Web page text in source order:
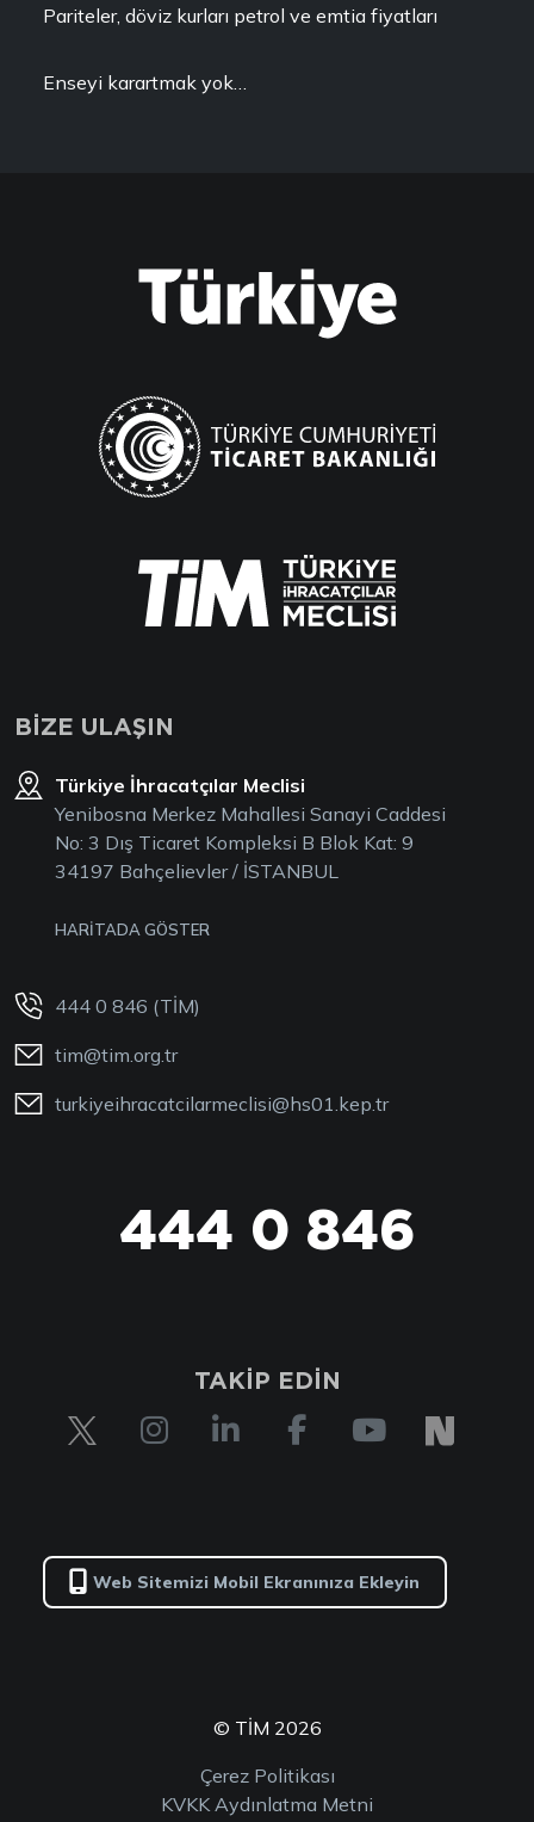
Pariteler, döviz kurları petrol ve emtia fiyatları
Enseyi karartmak yok…
BİZE ULAŞIN
Türkiye İhracatçılar Meclisi
Yenibosna Merkez Mahallesi Sanayi Caddesi
No: 3 Dış Ticaret Kompleksi B Blok Kat: 9
34197 Bahçelievler / İSTANBUL
HARİTADA GÖSTER
444 0 846 (TİM)
tim@tim.org.tr
turkiyeihracatcilarmeclisi@hs01.kep.tr
444 0 846
444 0 TİM
TAKİP EDİN
Web Sitemizi Mobil Ekranınıza Ekleyin
© TİM 2026
Çerez Politikası
KVKK Aydınlatma Metni